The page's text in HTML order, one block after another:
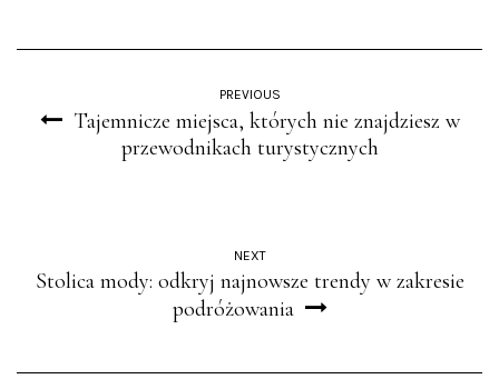
PREVIOUS
Tajemnicze miejsca, których nie znajdziesz w
przewodnikach turystycznych
NEXT
Stolica mody: odkryj najnowsze trendy w zakresie
podróżowania